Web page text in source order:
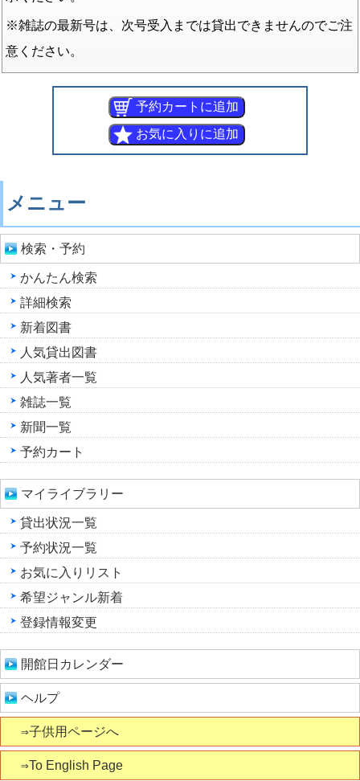
※雑誌の最新号は、次号受入までは貸出できませんのでご注
意ください。
メニュー
検索・予約
かんたん検索
詳細検索
新着図書
人気貸出図書
人気著者一覧
雑誌一覧
新聞一覧
予約カート
マイライブラリー
貸出状況一覧
予約状況一覧
お気に入りリスト
希望ジャンル新着
登録情報変更
開館日カレンダー
ヘルプ
⇒子供用ページへ
⇒To English Page